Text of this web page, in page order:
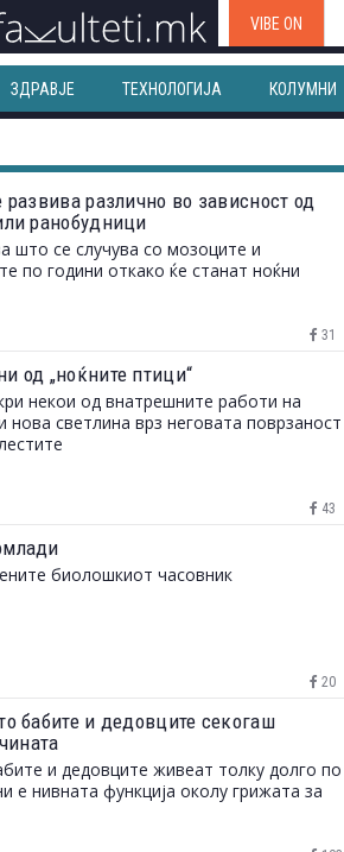
VIBE ON
ЗДРАВЈЕ ТЕХНОЛОГИЈА КОЛУМНИ
развива различно во зависност од
ранобудници
што се случува со мозоците и
по години откако ќе станат ноќни
31
од „ноќните птици“
некои од внатрешните работи на
нова светлина врз неговата поврзаност
43
биолошкиот часовник
20
бабите и дедовците секогаш
и дедовците живеат толку долго по
е нивната функција околу грижата за